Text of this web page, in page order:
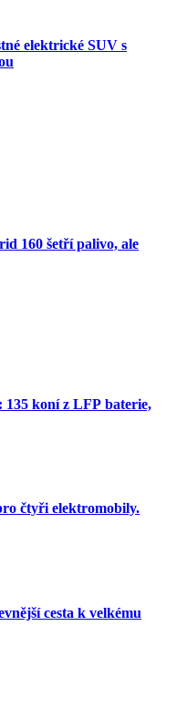
elektrické SUV s
160 šetří palivo, ale
135 koní z LFP baterie,
čtyři elektromobily.
cesta k velkému